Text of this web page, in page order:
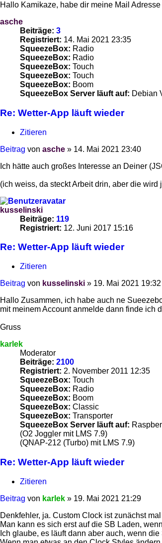
Hallo Kamikaze, habe dir meine Mail
asche
Beiträge: 3
Registriert: 14. Mai 2021 23:35
SqueezeBox: Radio
SqueezeBox: Radio
SqueezeBox: Touch
SqueezeBox: Touch
SqueezeBox: Boom
SqueezeBox Server läuft auf: Debian
Re: Wetter-App läuft wieder
Zitieren
Beitrag von asche » 14. Mai 2021 23:40
Ich hätte auch großes Interesse an Deiner
(ich weiss, da steckt Arbeit drin, aber die
kusselinski
Beiträge: 119
Registriert: 12. Juni 2017 15:16
Re: Wetter-App läuft wieder
Zitieren
Beitrag von kusselinski » 19. Mai 2021 19:32
Hallo Zusammen, ich habe auch ne
mit meinem Account anmelde dann finde ich
Gruss
karlek
Moderator
Beiträge: 2100
Registriert: 2. November 2011 12:35
SqueezeBox: Touch
SqueezeBox: Radio
SqueezeBox: Boom
SqueezeBox: Classic
SqueezeBox: Transporter
SqueezeBox Server läuft auf:
(O2 Joggler mit LMS 7.9)
(QNAP-212 (Turbo) mit LMS 7.9)
Re: Wetter-App läuft wieder
Zitieren
Beitrag von karlek » 19. Mai 2021 21:29
Denkfehler, ja. Custom Clock ist zunächst
Man kann es sich erst auf die SB Laden,
Ich glaube, es läuft dann aber auch, wenn